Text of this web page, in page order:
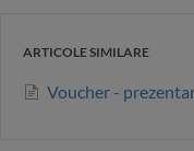
ARTICOLE SIMILARE
Voucher -